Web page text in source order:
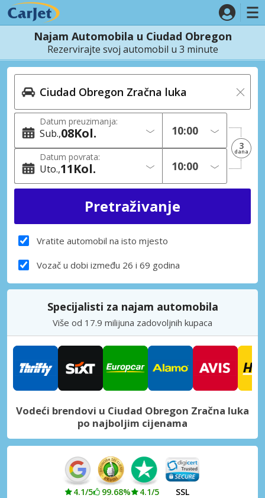
Najam Automobila u Ciudad Obregon
Rezervirajte svoj automobil u 3 minute
Datum preuzimanja:
Sub. 08Kol.
Datum povrata:
Uto. 11Kol.
3
dana
Vratite automobil na isto mjesto
Vozač u dobi između 26 i 69 godina
Specijalisti za najam automobila
Više od 17.9 milijuna zadovoljnih kupaca
Vodeći brendovi u Ciudad Obregon Zračna luka
po najboljim cijenama
4.1/5 99.68% 4.1/5 SSL